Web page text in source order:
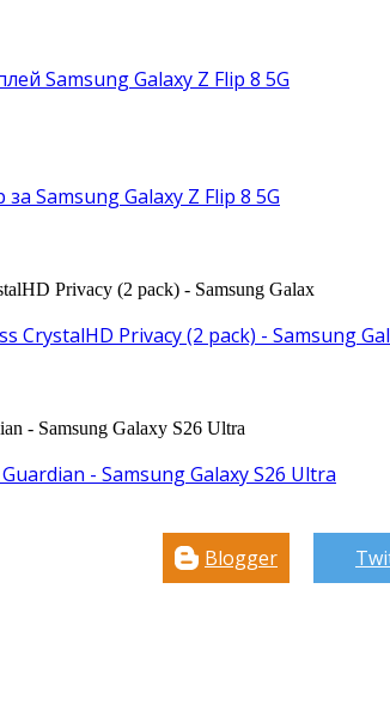
Samsung Galaxy Z Flip 8 5G
Samsung Galaxy Z Flip 8 5G
Privacy (2 pack) - Samsung Galax
CrystalHD Privacy (2 pack) - Samsung
- Samsung Galaxy S26 Ultra
- Samsung Galaxy S26 Ultra
Blogger